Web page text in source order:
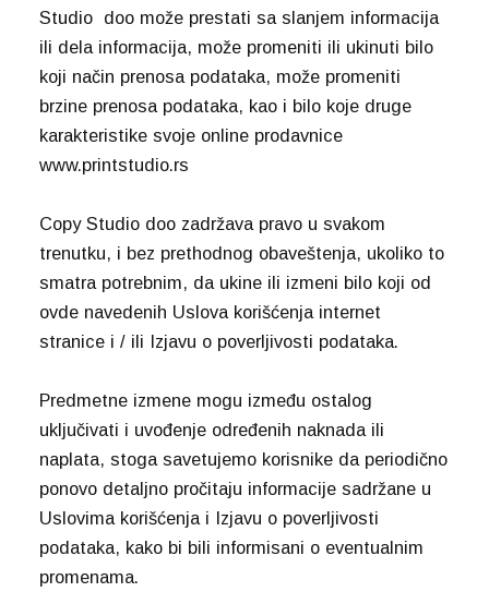
Studio doo može prestati sa slanjem informacija
ili dela informacija, može promeniti ili ukinuti bilo
koji način prenosa podataka, može promeniti
brzine prenosa podataka, kao i bilo koje druge
karakteristike svoje online prodavnice
www.printstudio.rs
Copy Studio doo zadržava pravo u svakom
trenutku, i bez prethodnog obaveštenja, ukoliko to
smatra potrebnim, da ukine ili izmeni bilo koji od
ovde navedenih Uslova korišćenja internet
stranice i / ili Izjavu o poverljivosti podataka.
Predmetne izmene mogu između ostalog
uključivati i uvođenje određenih naknada ili
naplata, stoga savetujemo korisnike da periodično
ponovo detaljno pročitaju informacije sadržane u
Uslovima korišćenja i Izjavu o poverljivosti
podataka, kako bi bili informisani o eventualnim
promenama.